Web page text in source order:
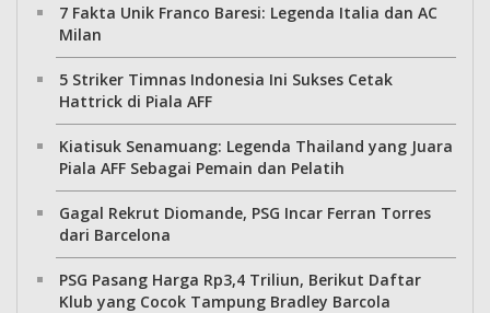
7 Fakta Unik Franco Baresi: Legenda Italia dan AC
Milan
5 Striker Timnas Indonesia Ini Sukses Cetak
Hattrick di Piala AFF
Kiatisuk Senamuang: Legenda Thailand yang Juara
Piala AFF Sebagai Pemain dan Pelatih
Gagal Rekrut Diomande, PSG Incar Ferran Torres
dari Barcelona
PSG Pasang Harga Rp3,4 Triliun, Berikut Daftar
Klub yang Cocok Tampung Bradley Barcola